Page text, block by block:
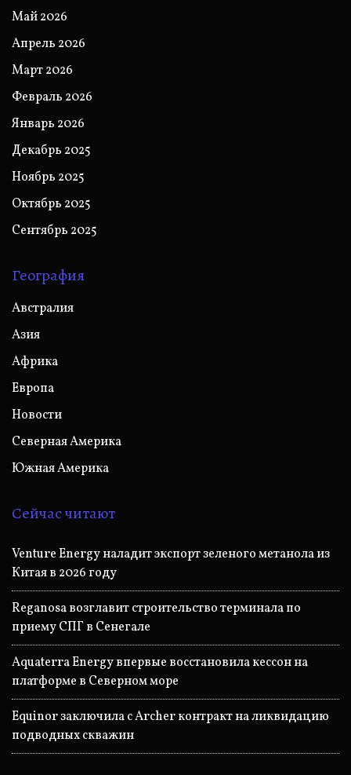
Май 2026
Апрель 2026
Март 2026
Февраль 2026
Январь 2026
Декабрь 2025
Ноябрь 2025
Октябрь 2025
Сентябрь 2025
География
Австралия
Азия
Африка
Европа
Новости
Северная Америка
Южная Америка
Сейчас читают
Venture Energy наладит экспорт зеленого метанола из
Китая в 2026 году
Reganosa возглавит строительство терминала по
приему СПГ в Сенегале
Aquaterra Energy впервые восстановила кессон на
платформе в Северном море
Equinor заключила с Archer контракт на ликвидацию
подводных скважин